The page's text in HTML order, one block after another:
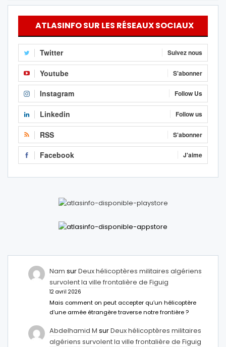
ATLASINFO SUR LES RÉSEAUX SOCIAUX
Twitter Suivez nous
Youtube S'abonner
Instagram Follow Us
Linkedin Follow us
RSS S'abonner
Facebook J'aime
Nam surDeux hélicoptères militaires algériens
survolent la ville frontalière de Figuig
12 avril 2026
Mais comment on peut accepter qu’un hélicoptère
d’une armée étrangère traverse notre frontière ?
Abdelhamid M surDeux hélicoptères militaires
algériens survolent la ville frontalière de Figuig